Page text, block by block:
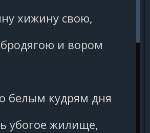
хижину свою,
и вором
белым кудрям дня
убогое жилище,